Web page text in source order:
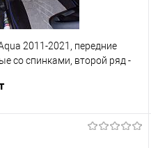
2011-2021, передние
со спинками, второй ряд -